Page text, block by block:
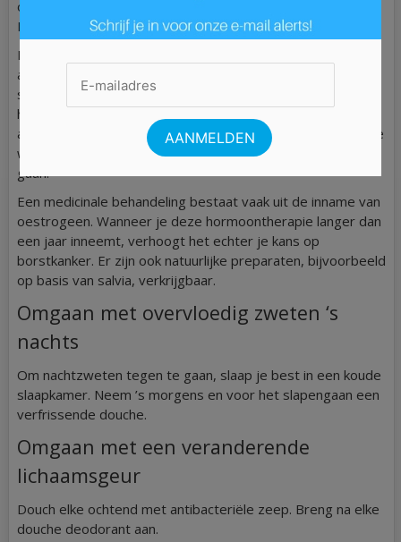
omdat je snel een knoopje kan openzetten indien nodig.
Neem eventueel meerdere keren per dag een douche.
Drink iets verfrissends wanneer je een opvlieger voelt
aankomen. Vermijd cafeïne, alcohol, pikante kruiden en
stress. Als je vlierbloesemthee drinkt, is je opvlieger
heviger, maar wel sneller gedaan. Dit kan soms nuttig zijn
als je daardoor bijvoorbeeld thuis nog kunt douchen voor je
weg moet. Drink saliethee om hevige transpiratie tegen te
gaan.
Een medicinale behandeling bestaat vaak uit de inname van
oestrogeen. Wanneer je deze hormoontherapie langer dan
een jaar inneemt, verhoogt het echter je kans op
borstkanker. Er zijn ook natuurlijke preparaten, bijvoorbeeld
op basis van salvia, verkrijgbaar.
Omgaan met overvloedig zweten ‘s
nachts
Om nachtzweten tegen te gaan, slaap je best in een koude
slaapkamer. Neem ’s morgens en voor het slapengaan een
verfrissende douche.
Omgaan met een veranderende
lichaamsgeur
Douch elke ochtend met antibacteriële zeep. Breng na elke
douche deodorant aan.